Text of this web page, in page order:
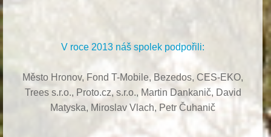
V roce 2013 náš spolek podpořili:
Město Hronov, Fond T-Mobile, Bezedos, CES-EKO,
Trees s.r.o., Proto.cz, s.r.o., Martin Dankanič, David
Matyska, Miroslav Vlach, Petr Čuhanič